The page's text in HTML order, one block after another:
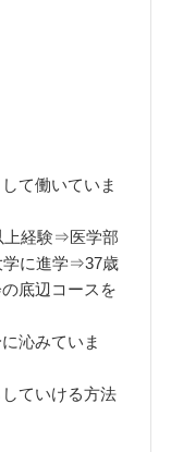
て働いていま
上経験⇒医学部
学に進学⇒37歳
底辺コースを
沁みていま
ていける方法